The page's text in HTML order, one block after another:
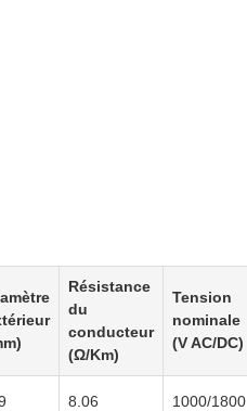
Résistance
du
conducteur
(Ω/Km)
Tension
nominale
(V AC/DC)
8.06 1000/1800